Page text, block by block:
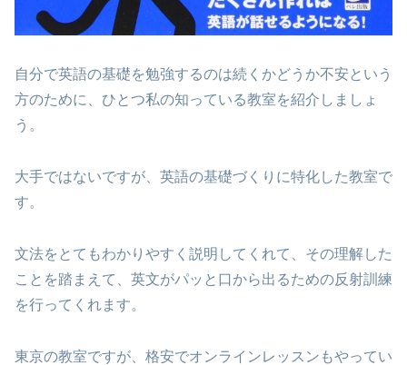
自分で英語の基礎を勉強するのは続くかどうか不安という
方のために、ひとつ私の知っている教室を紹介しましょ
う。
大手ではないですが、英語の基礎づくりに特化した教室で
す。
文法をとてもわかりやすく説明してくれて、その理解した
ことを踏まえて、英文がパッと口から出るための反射訓練
を行ってくれます。
東京の教室ですが、格安でオンラインレッスンもやってい